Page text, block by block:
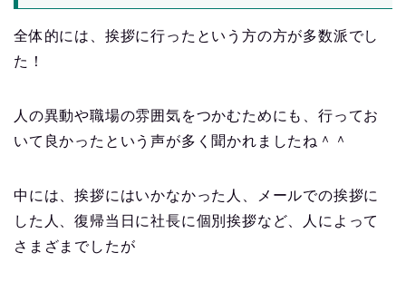
全体的には、挨拶に行ったという方の方が多数派でし
た！
人の異動や職場の雰囲気をつかむためにも、行ってお
いて良かったという声が多く聞かれましたね＾＾
中には、挨拶にはいかなかった人、メールでの挨拶に
した人、復帰当日に社長に個別挨拶など、人によって
さまざまでしたが